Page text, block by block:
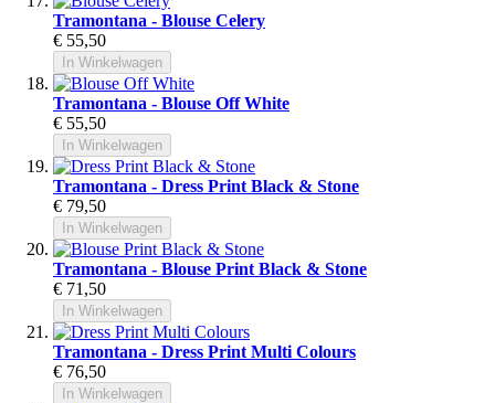
Tramontana - Blouse Celery
€ 55,50
In Winkelwagen
Tramontana - Blouse Off White
€ 55,50
In Winkelwagen
Tramontana - Dress Print Black & Stone
€ 79,50
In Winkelwagen
Tramontana - Blouse Print Black & Stone
€ 71,50
In Winkelwagen
Tramontana - Dress Print Multi Colours
€ 76,50
In Winkelwagen